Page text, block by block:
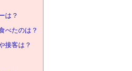
は？
べたのは？
接客は？